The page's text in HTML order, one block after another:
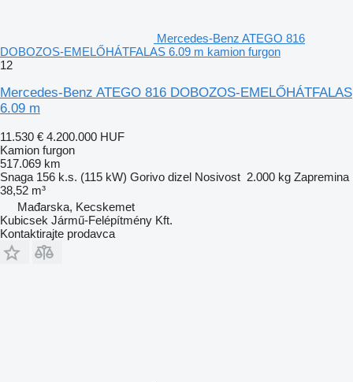
Mercedes-Benz ATEGO 816
DOBOZOS-EMELŐHÁTFALAS 6.09 m kamion furgon
12
Mercedes-Benz ATEGO 816 DOBOZOS-EMELŐHÁTFALAS
6.09 m
11.530 € 4.200.000 HUF
Kamion furgon
517.069 km
Snaga 156 k.s. (115 kW) Gorivo dizel Nosivost 2.000 kg Zapremina
38,52 m³
Mađarska, Kecskemet
Kubicsek Jármű-Felépítmény Kft.
Kontaktirajte prodavca